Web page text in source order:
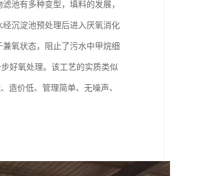
池有多种变型，填料的发展，
沉淀池预处理后进入厌氧消化
氧状态，阻止了污水中甲烷细
好氧处理。该工艺的实质类似
造价低、管理简单、无噪声、